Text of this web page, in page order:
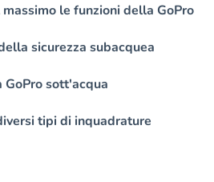
le funzioni della GoPro
sicurezza subacquea
GoPro sott'acqua
tipi di inquadrature